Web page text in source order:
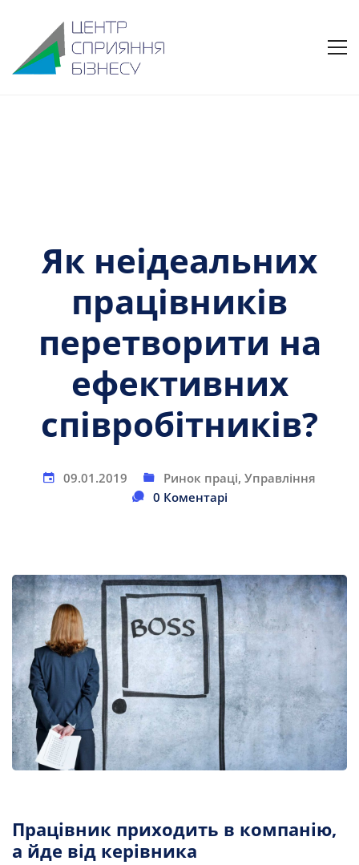
Як неідеальних
працівників
перетворити на
ефективних
співробітників?
09.01.2019 Ринок праці, Управління
0 Коментарі
Працівник приходить в компанію,
а йде від керівника